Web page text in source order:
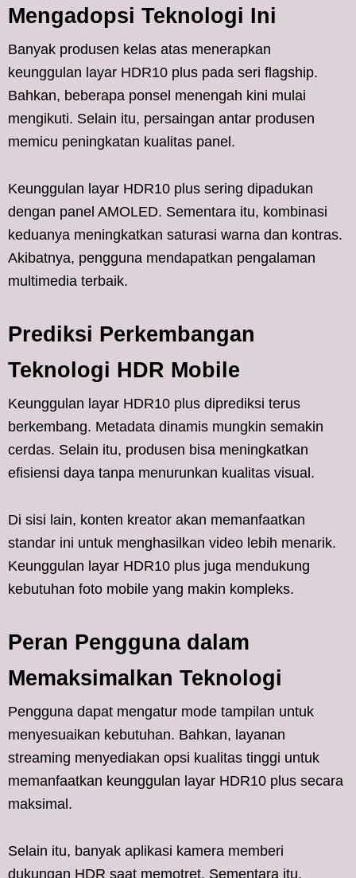
Mengadopsi Teknologi Ini
Banyak produsen kelas atas menerapkan
keunggulan layar HDR10 plus pada seri flagship.
Bahkan, beberapa ponsel menengah kini mulai
mengikuti. Selain itu, persaingan antar produsen
memicu peningkatan kualitas panel.
Keunggulan layar HDR10 plus sering dipadukan
dengan panel AMOLED. Sementara itu, kombinasi
keduanya meningkatkan saturasi warna dan kontras.
Akibatnya, pengguna mendapatkan pengalaman
multimedia terbaik.
Prediksi Perkembangan
Teknologi HDR Mobile
Keunggulan layar HDR10 plus diprediksi terus
berkembang. Metadata dinamis mungkin semakin
cerdas. Selain itu, produsen bisa meningkatkan
efisiensi daya tanpa menurunkan kualitas visual.
Di sisi lain, konten kreator akan memanfaatkan
standar ini untuk menghasilkan video lebih menarik.
Keunggulan layar HDR10 plus juga mendukung
kebutuhan foto mobile yang makin kompleks.
Peran Pengguna dalam
Memaksimalkan Teknologi
Pengguna dapat mengatur mode tampilan untuk
menyesuaikan kebutuhan. Bahkan, layanan
streaming menyediakan opsi kualitas tinggi untuk
memanfaatkan keunggulan layar HDR10 plus secara
maksimal.
Selain itu, banyak aplikasi kamera memberi
dukungan HDR saat memotret. Sementara itu,